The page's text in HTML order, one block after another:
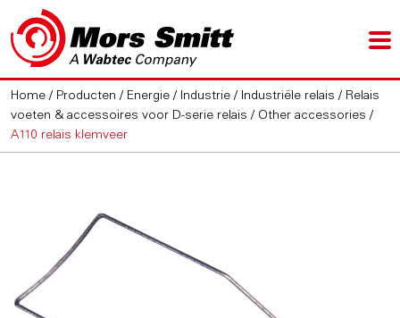
Home / Producten / Energie / Industrie / Industriële relais / Relais
voeten & accessoires voor D-serie relais / Other accessories /
A110 relais klemveer